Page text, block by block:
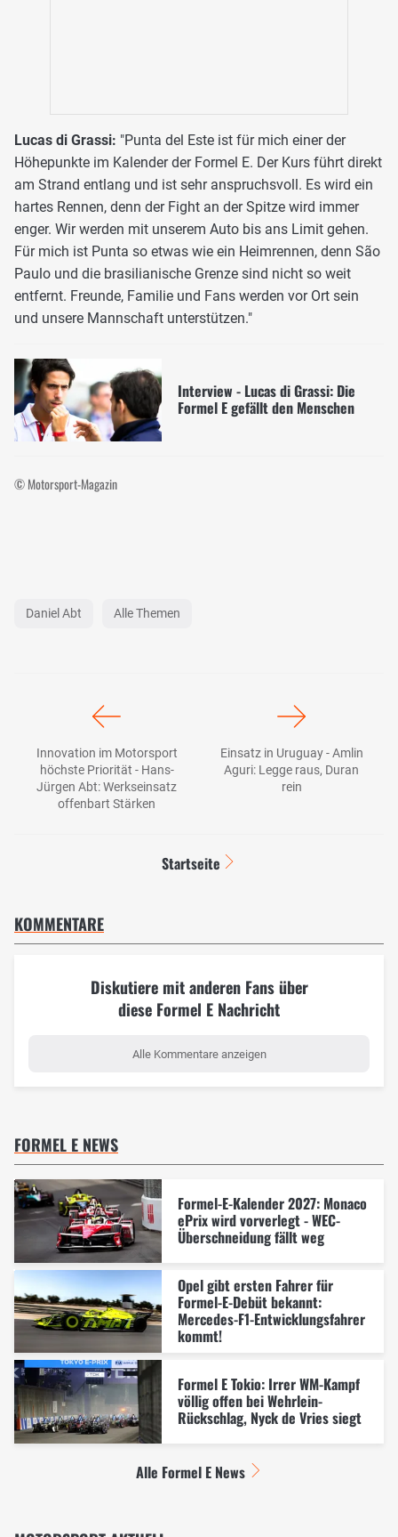
Lucas di Grassi: "Punta del Este ist für mich einer der
Höhepunkte im Kalender der Formel E. Der Kurs führt direkt
am Strand entlang und ist sehr anspruchsvoll. Es wird ein
hartes Rennen, denn der Fight an der Spitze wird immer
enger. Wir werden mit unserem Auto bis ans Limit gehen.
Für mich ist Punta so etwas wie ein Heimrennen, denn São
Paulo und die brasilianische Grenze sind nicht so weit
entfernt. Freunde, Familie und Fans werden vor Ort sein
und unsere Mannschaft unterstützen."
Interview - Lucas di Grassi: Die
Formel E gefällt den Menschen
© Motorsport-Magazin
Daniel Abt Alle Themen
Innovation im Motorsport
höchste Priorität - Hans-
Jürgen Abt: Werkseinsatz
offenbart Stärken
Einsatz in Uruguay - Amlin
Aguri: Legge raus, Duran
rein
Startseite
KOMMENTARE
Diskutiere mit anderen Fans über
diese Formel E Nachricht
Alle Kommentare anzeigen
FORMEL E NEWS
Formel-E-Kalender 2027: Monaco
ePrix wird vorverlegt - WEC-
Überschneidung fällt weg
Opel gibt ersten Fahrer für
Formel-E-Debüt bekannt:
Mercedes-F1-Entwicklungsfahrer
kommt!
Formel E Tokio: Irrer WM-Kampf
völlig offen bei Wehrlein-
Rückschlag, Nyck de Vries siegt
Alle Formel E News